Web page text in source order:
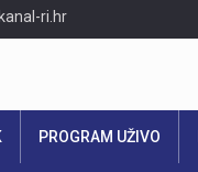
ri.hr
PROGRAM UŽIVO